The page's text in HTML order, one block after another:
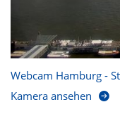
Webcam Hamburg -
Kamera ansehen